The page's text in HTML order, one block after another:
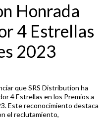
Honrada
4 Estrellas
2023
que SRS Distribution ha
4 Estrellas en los Premios a
Este reconocimiento destaca
el reclutamiento,